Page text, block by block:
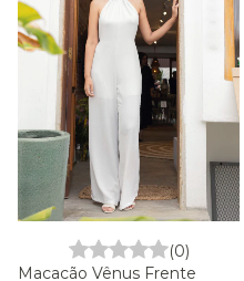
(0)
Macacão Vênus Frente